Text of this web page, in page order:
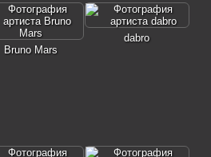
Bruno Mars
dabro